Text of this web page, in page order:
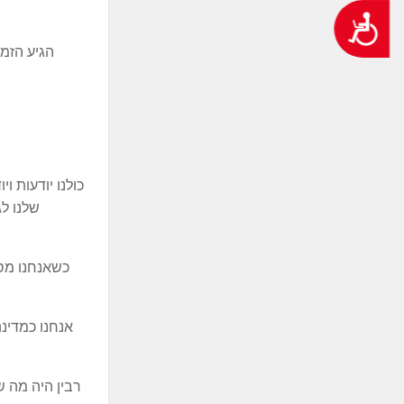
נגישות
הגיע
כולנו
שלנו
כשאנחנו
אנחנו
רבין היה מה